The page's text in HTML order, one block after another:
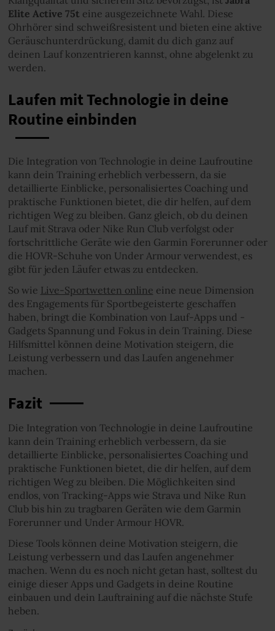
Elite Active 75teine ausgezeichnete Wahl. Diese
Ohrhörer sind schweißresistent und bieten eine aktive
Geräuschunterdrückung, damit du dich ganz auf
deinen Lauf konzentrieren kannst, ohne abgelenkt zu
werden.
Laufen mit Technologie in deine
Routine einbinden
Die Integration von Technologie in deine Laufroutine
kann dein Training erheblich verbessern, da sie
detaillierte Einblicke, personalisiertes Coaching und
praktische Funktionen bietet, die dir helfen, auf dem
richtigen Weg zu bleiben. Ganz gleich, ob du deinen
Lauf mit Strava oder Nike Run Club verfolgst oder
fortschrittliche Geräte wie den Garmin Forerunner oder
die HOVR-Schuhe von Under Armour verwendest, es
gibt für jeden Läufer etwas zu entdecken.
So wie Live-Sportwetten online eine neue Dimension
des Engagements für Sportbegeisterte geschaffen
haben, bringt die Kombination von Lauf-Apps und -
Gadgets Spannung und Fokus in dein Training. Diese
Hilfsmittel können deine Motivation steigern, die
Leistung verbessern und das Laufen angenehmer
machen.
Fazit
Die Integration von Technologie in deine Laufroutine
kann dein Training erheblich verbessern, da sie
detaillierte Einblicke, personalisiertes Coaching und
praktische Funktionen bietet, die dir helfen, auf dem
richtigen Weg zu bleiben. Die Möglichkeiten sind
endlos, von Tracking-Apps wie Strava und Nike Run
Club bis hin zu tragbaren Geräten wie dem Garmin
Forerunner und Under Armour HOVR.
Diese Tools können deine Motivation steigern, die
Leistung verbessern und das Laufen angenehmer
machen. Wenn du es noch nicht getan hast, solltest du
einige dieser Apps und Gadgets in deine Routine
einbauen und dein Lauftraining auf die nächste Stufe
heben.